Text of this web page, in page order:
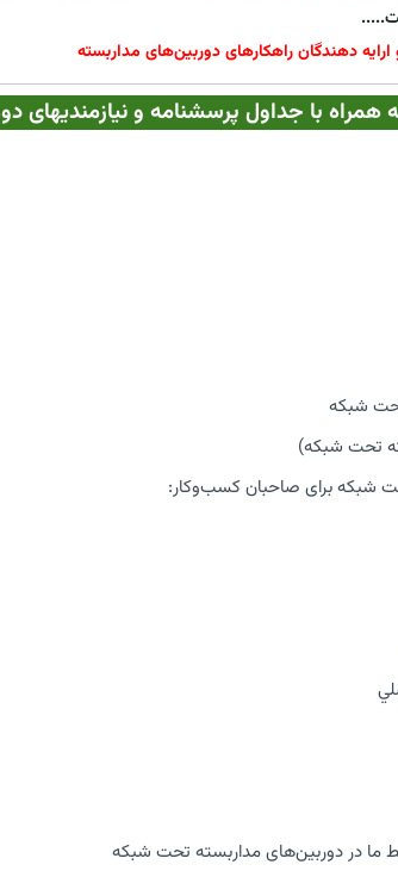
دهندگان راهکارهای دوربین‌های مداربسته
مانند در 38 صفحه همراه با جداول پرسشنامه و
شبکه
تحت شبکه)
شبکه برای صاحبان کسب‌وکار:
ما در دوربین‌های مداربسته تحت شبکه